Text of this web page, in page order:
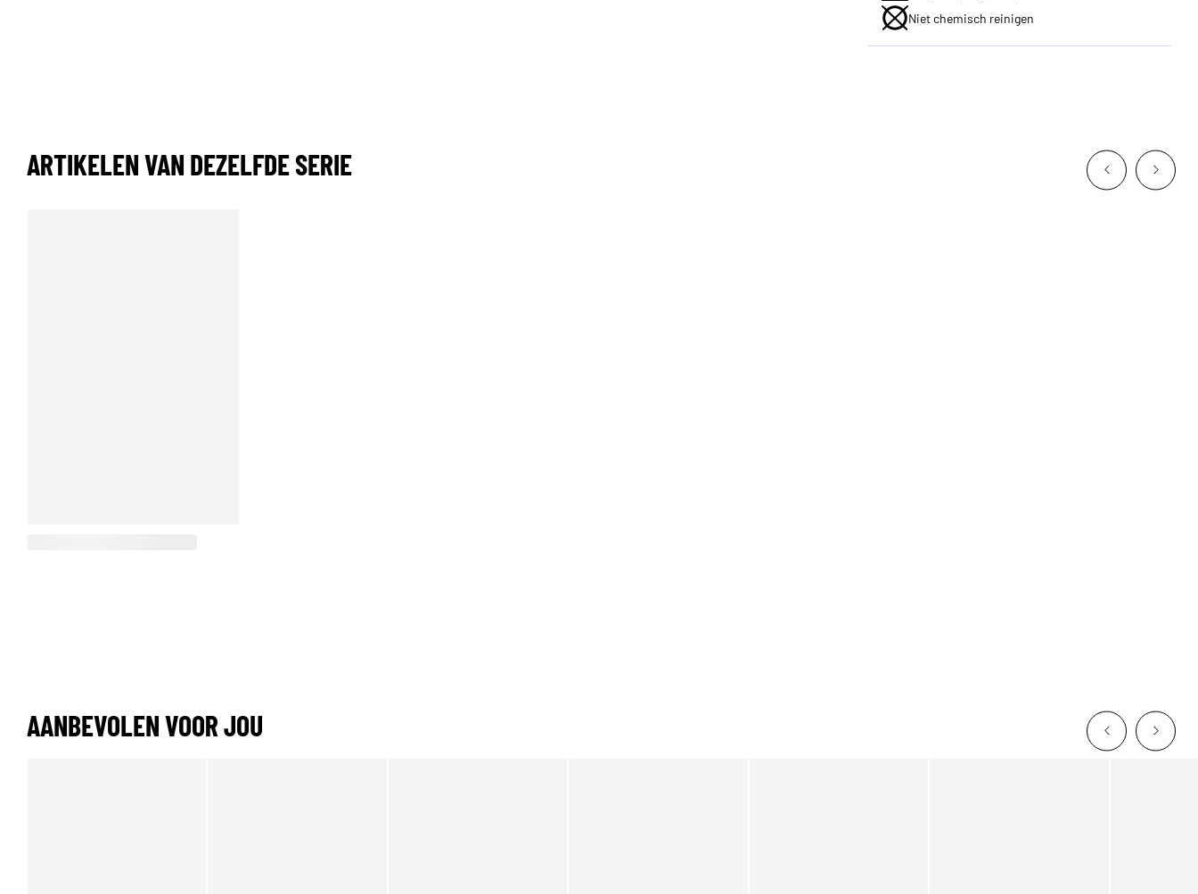
Niet chemisch reinigen
ARTIKELEN VAN DEZELFDE SERIE
AANBEVOLEN VOOR JOU